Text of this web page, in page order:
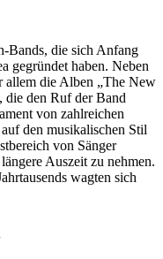
Bands, die sich Anfang
gegründet haben. Neben
allem die Alben „The New
die den Ruf der Band
von zahlreichen
den musikalischen Stil
von Sänger
Auszeit zu nehmen.
wagten sich